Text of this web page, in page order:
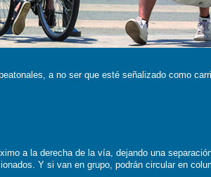
a no ser que esté señalizado como
a la derecha de la vía, dejando una
Y si van en grupo, podrán circular en